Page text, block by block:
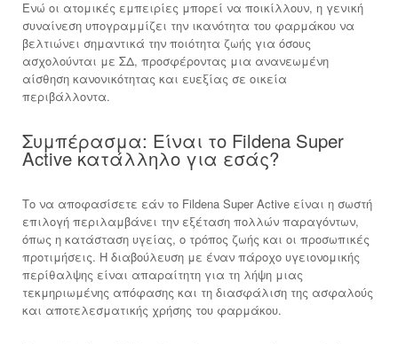
Ενώ οι ατομικές εμπειρίες μπορεί να ποικίλλουν, η γενική
συναίνεση υπογραμμίζει την ικανότητα του φαρμάκου να
βελτιώνει σημαντικά την ποιότητα ζωής για όσους
ασχολούνται με ΣΔ, προσφέροντας μια ανανεωμένη
αίσθηση κανονικότητας και ευεξίας σε οικεία
περιβάλλοντα.
Συμπέρασμα: Είναι το Fildena Super
Active κατάλληλο για εσάς?
Το να αποφασίσετε εάν το Fildena Super Active είναι η σωστή
επιλογή περιλαμβάνει την εξέταση πολλών παραγόντων,
όπως η κατάσταση υγείας, ο τρόπος ζωής και οι προσωπικές
προτιμήσεις. Η διαβούλευση με έναν πάροχο υγειονομικής
περίθαλψης είναι απαραίτητη για τη λήψη μιας
τεκμηριωμένης απόφασης και τη διασφάλιση της ασφαλούς
και αποτελεσματικής χρήσης του φαρμάκου.